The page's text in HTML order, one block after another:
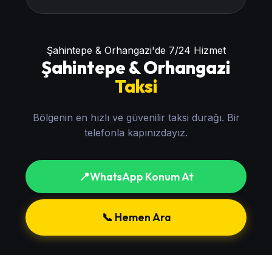
Şahintepe & Orhangazi'de 7/24 Hizmet
Şahintepe & Orhangazi
Taksi
Bölgenin en hızlı ve güvenilir taksi durağı. Bir
telefonla kapınızdayız.
📍WhatsApp Konum At
📞 Hemen Ara